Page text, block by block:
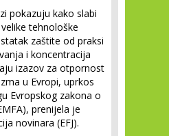
pokazuju kako slabi
tehnološke
zaštite od praksi
i koncentracija
izazov za otpornost
u Evropi, uprkos
Evropskog zakona o
prenijela je
novinara (EFJ).